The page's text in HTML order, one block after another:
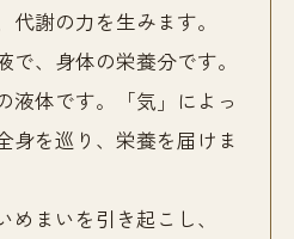
代謝の力を生みます。
で、身体の栄養分です。
液体です。「気」によっ
身を巡り、栄養を届けま
めまいを引き起こし、